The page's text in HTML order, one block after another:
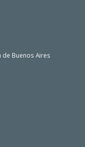
de Buenos Aires